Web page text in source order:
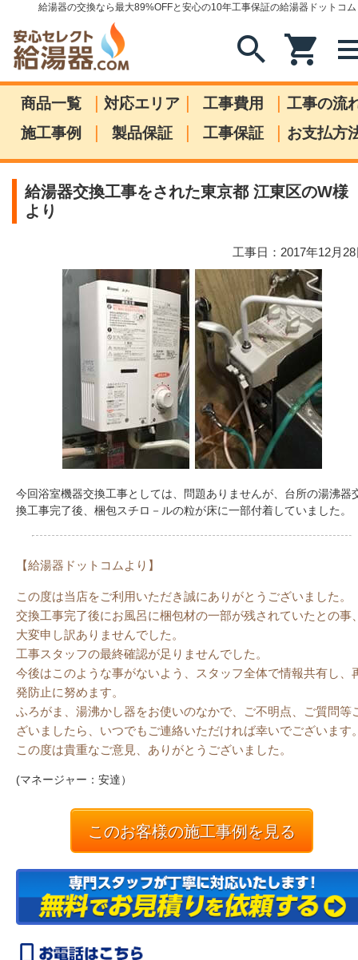
給湯器の交換なら最大89%OFFと安心の10年工事保証の給湯器ドットコム
search shopping_cart
商品一覧 | 対応エリア | 工事費用 | 工事の流
施工事例
| 製品保証 | 工事保証 | お支払方
給湯器交換工事をされた東京都 江東区のW様
より
工事日：2017年12月
今回浴室機器交換工事としては、問題ありませんが、台所の湯沸器
換工事完了後、梱包スチロ－ルの粒が床に一部付着していました。
【給湯器ドットコムより】
この度は当店をご利用いただき誠にありがとうございました。
交換工事完了後にお風呂に梱包材の一部が残されていたとの事
大変申し訳ありませんでした。
工事スタッフの最終確認が足りませんでした。
今後はこのような事がないよう、スタッフ全体で情報共有し、
発防止に努めます。
ふろがま、湯沸かし器をお使いのなかで、ご不明点、ご質問等
ざいましたら、いつでもご連絡いただければ幸いでございます
この度は貴重なご意見、ありがとうございました。
(マネージャー：安達）
このお客様の施工事例を見る